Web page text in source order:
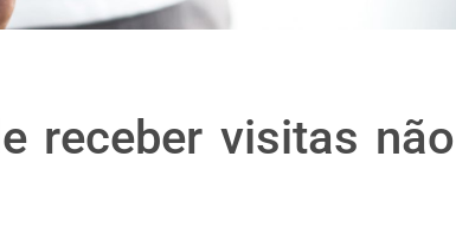
receber visitas não